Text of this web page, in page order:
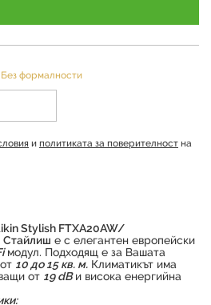
Без формалности
и политиката за поверителност на
Stylish FTXA20AW/
Стайлиш е с елегантен европейски
модул. Подходящ е за Вашата
10 до 15 кв. м. Климатикът има
от 19 dBи висока енергийна